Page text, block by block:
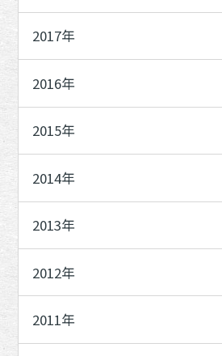
2017年
2016年
2015年
2014年
2013年
2012年
2011年